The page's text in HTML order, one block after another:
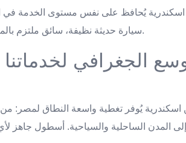
سيارة حديثة نظيفة، سائق ملتزم بالموعد، وسعر ثابت — المعيار الذي لا نُساوم عليه.